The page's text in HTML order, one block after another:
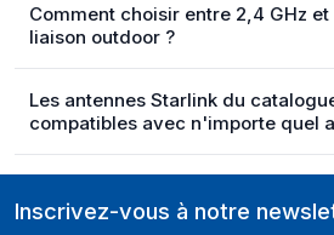
Comment choisir entre 2,4 GHz et
liaison outdoor ?
Les antennes Starlink du
compatibles avec n'importe quel
Inscrivez-vous à notre